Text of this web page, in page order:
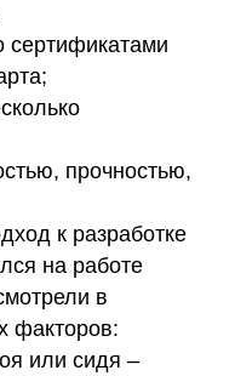
сертификатами
прочностью,
к разработке
на работе
в
факторов:
или сидя –